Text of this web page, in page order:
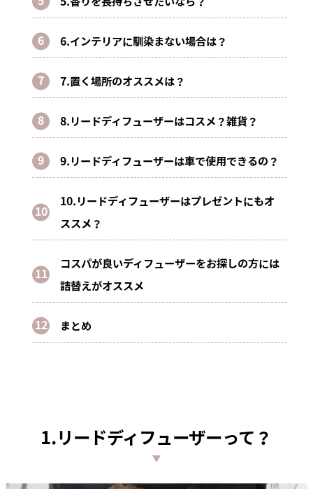
6.インテリアに馴染まない場合は？
7.置く場所のオススメは？
8.リードディフューザーはコスメ？雑貨？
9.リードディフューザーは車で使用できるの？
10.リードディフューザーはプレゼントにもオ
ススメ？
コスパが良いディフューザーをお探しの方には
詰替えがオススメ
まとめ
1.リードディフューザーって？